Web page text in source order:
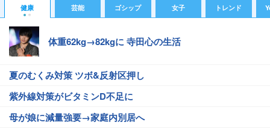
健康 芸能 ゴシップ 女子 トレンド
体重62kg→82kgに 寺田心の生活
夏のむくみ対策 ツボ&反射区押し
紫外線対策がビタミンD不足に
母が娘に減量強要→家庭内別居へ